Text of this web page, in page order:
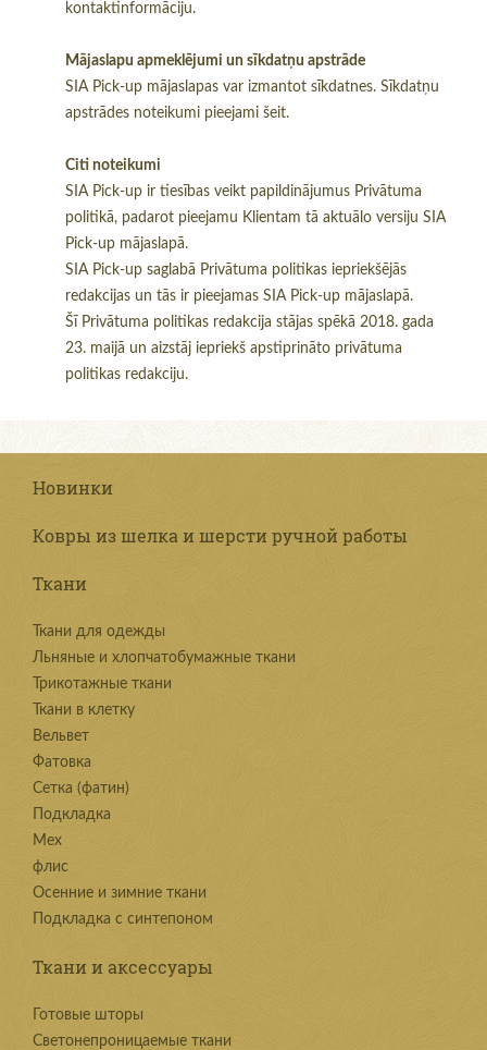
kontaktinformāciju.
Mājaslapu apmeklējumi un sīkdatņu apstrāde
SIA Pick-up mājaslapas var izmantot sīkdatnes. Sīkdatņu
apstrādes noteikumi pieejami šeit.
Citi noteikumi
SIA Pick-up ir tiesības veikt papildinājumus Privātuma
politikā, padarot pieejamu Klientam tā aktuālo versiju SIA
Pick-up mājaslapā.
SIA Pick-up saglabā Privātuma politikas iepriekšējās
redakcijas un tās ir pieejamas SIA Pick-up mājaslapā.
Šī Privātuma politikas redakcija stājas spēkā 2018. gada
23. maijā un aizstāj iepriekš apstiprināto privātuma
politikas redakciju.
Новинки
Ковры из шелка и шерсти ручной работы
Ткани
Ткани для одежды
Льняные и хлопчатобумажные ткани
Трикотажные ткани
Ткани в клетку
Вельвет
Фатовка
Сетка (фатин)
Подкладка
Мех
флис
Осенние и зимние ткани
Подкладка с синтепоном
Ткани и аксессуары
Готовые шторы
Светонепроницаемые ткани